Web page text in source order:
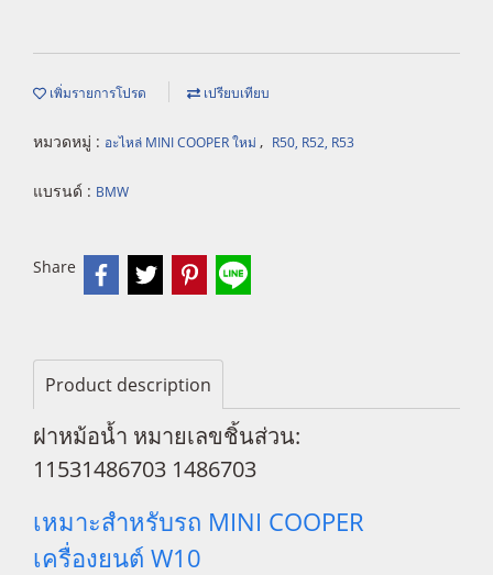
เพิ่มรายการโปรด เปรียบเทียบ
หมวดหมู่ : อะไหล่ MINI COOPER ใหม่ , R50, R52, R53
แบรนด์ : BMW
Share
Product description
ฝาหม้อน้ำ หมายเลขชิ้นส่วน:
11531486703 1486703
เหมาะสำหรับรถ MINI COOPER
เครื่องยนต์ W10